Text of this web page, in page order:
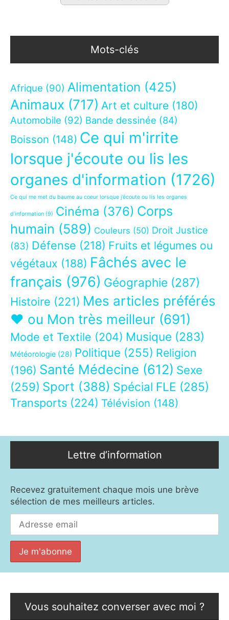
Mots-clés
Afrique (90) Alimentation (425)
Animaux (717) Art et culture (180)
Automobile (92) Bande dessinée (84)
Boisson (148) Ce qui m'irrite
lorsque j'écoute ou lis les
organes d'information (1726)
Ce qui me met du baume au coeur lorsque j’écoute ou lis les organes
d’information (9) Cinéma (376) Corps
humain (589) Couleurs (50) Droit Justice
(83) Défense (218) Fruits et légumes ou
végétaux (188) Fâchés avec le
français (976) Géographie (287)
Histoire (221) Mes articles préférés
❤ ou Mon très meilleur (691)
Mode et Textile (204) Musique (283)
Météorologie (28) Politique (255) Religion
(196) Santé Médecine (612) Sexe
(259) Sport (388) Spécial FLE (285)
Transports (224) Télévision (148)
Lettre d’information
Recevez gratuitement chaque mois une brève
sélection de mes meilleurs articles.
Vous souhaitez converser avec moi ?